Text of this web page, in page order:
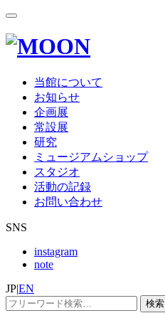
当館について
お知らせ
企画展
常設展
研究
ミュージアムショップ
スタジオ
活動の記録
お問い合わせ
SNS
instagram
note
JP|EN
検索